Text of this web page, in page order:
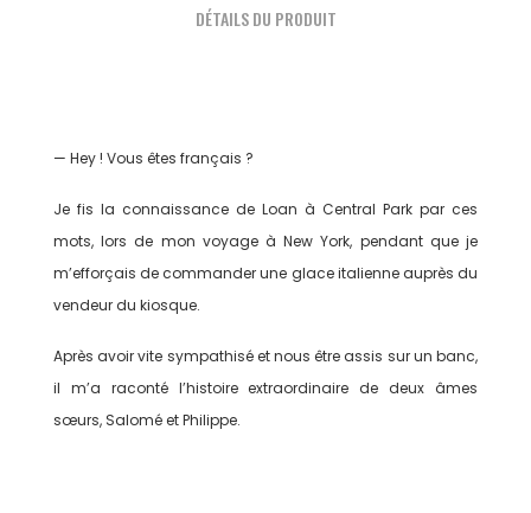
DÉTAILS DU PRODUIT
— Hey ! Vous êtes français ?
Je fis la connaissance de Loan à Central Park par ces
mots, lors de mon voyage à New York, pendant que je
m’efforçais de commander une glace italienne auprès du
vendeur du kiosque.
Après avoir vite sympathisé et nous être assis sur un banc,
il m’a raconté l’histoire extraordinaire de deux âmes
sœurs, Salomé et Philippe.